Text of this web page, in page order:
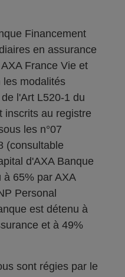
Financement
en assurance
France Vie et
les modalités
l'Art L520-1 du
inscrits au registre
les n°07
(consultable
d'AXA Banque
à 65% par AXA
Personal
est détenu à
et à 49%
sont régies par le